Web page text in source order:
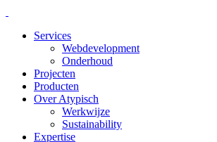
Services
Webdevelopment
Onderhoud
Projecten
Producten
Over Atypisch
Werkwijze
Sustainability
Expertise